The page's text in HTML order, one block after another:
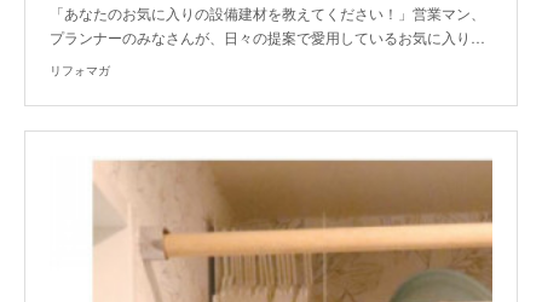
「あなたのお気に入りの設備建材を教えてください！」営業マン、
プランナーのみなさんが、日々の提案で愛用しているお気に入り…
リフォマガ